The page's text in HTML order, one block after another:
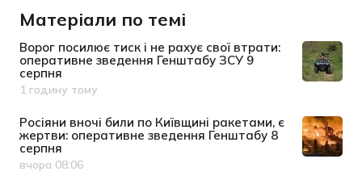
Матеріали по темі
Ворог посилює тиск і не рахує свої втрати:
оперативне зведення Генштабу ЗСУ 9
серпня
Дата публікації
1 годину тому
Росіяни вночі били по Київщині ракетами, є
жертви: оперативне зведення Генштабу 8
серпня
Дата публікації
вчора 08:06